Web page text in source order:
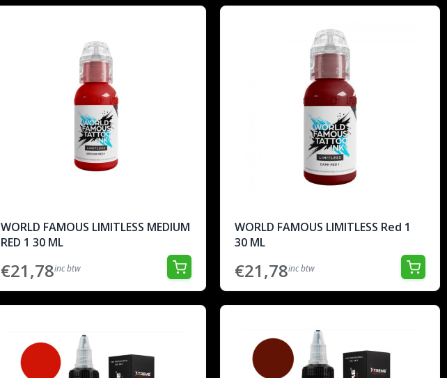
WORLD FAMOUS LIMITLESS MEDIUM
RED 1 30 ML
€21,78inc btw
WORLD FAMOUS LIMITLESS Red 1
30 ML
€21,78inc btw